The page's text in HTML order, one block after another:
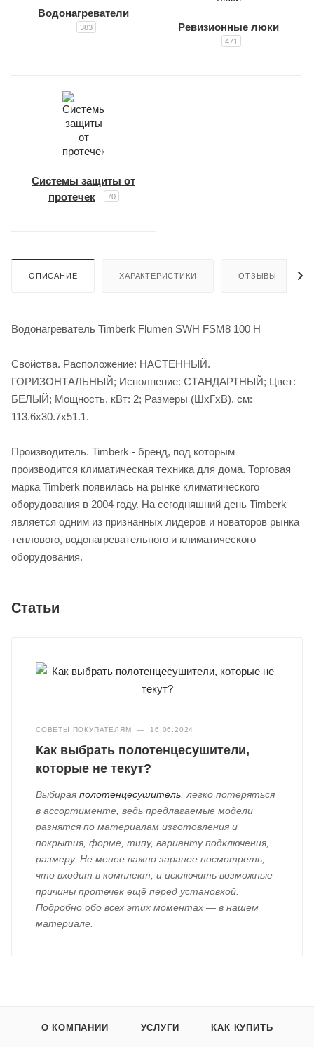
Водонагреватели
383 Ревизионные люки
471
Системы защиты от
протечек
70
ОПИСАНИЕ ХАРАКТЕРИСТИКИ ОТЗЫВЫ
Водонагреватель Timberk Flumen SWH FSM8 100 H
Свойства. Расположение: НАСТЕННЫЙ.
ГОРИЗОНТАЛЬНЫЙ; Исполнение: СТАНДАРТНЫЙ; Цвет:
БЕЛЫЙ; Мощность, кВт: 2; Размеры (ШхГхВ), см:
113.6х30.7х51.1.
Производитель. Timberk - бренд, под которым
производится климатическая техника для дома. Торговая
марка Timberk появилась на рынке климатического
оборудования в 2004 году. На сегодняшний день Timberk
является одним из признанных лидеров и новаторов рынка
теплового, водонагревательного и климатического
оборудования.
Статьи
СОВЕТЫ ПОКУПАТЕЛЯМ — 16.06.2024
Как выбрать полотенцесушители,
которые не текут?
Выбираяполотенцесушитель , легко потеряться
в ассортименте, ведь предлагаемые модели
разнятся по материалам изготовления и
покрытия, форме, типу, варианту подключения,
размеру. Не менее важно заранее посмотреть,
что входит в комплект, и исключить возможные
причины протечек ещё перед установкой.
Подробно обо всех этих моментах — в нашем
материале.
О КОМПАНИИ УСЛУГИ КАК КУПИТЬ